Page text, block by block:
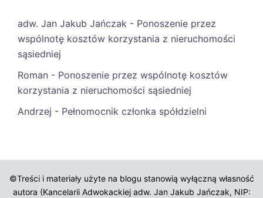
adw. Jan Jakub Jańczak - Ponoszenie przez
wspólnotę kosztów korzystania z nieruchomości
sąsiedniej
Roman - Ponoszenie przez wspólnotę kosztów
korzystania z nieruchomości sąsiedniej
Andrzej - Pełnomocnik członka spółdzielni
©Treści i materiały użyte na blogu stanowią wyłączną własność
autora (Kancelarii Adwokackiej adw. Jan Jakub Jańczak, NIP: